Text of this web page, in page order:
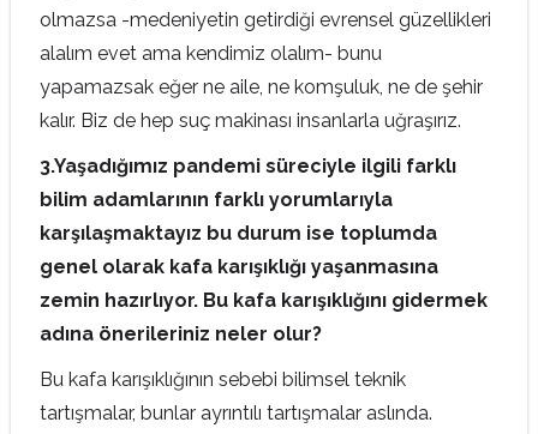
olmazsa -medeniyetin getirdiği evrensel güzellikleri
alalım evet ama kendimiz olalım- bunu
yapamazsak eğer ne aile, ne komşuluk, ne de şehir
kalır. Biz de hep suç makinası insanlarla uğraşırız.
3.Yaşadığımız pandemi süreciyle ilgili farklı
bilim adamlarının farklı yorumlarıyla
karşılaşmaktayız bu durum ise toplumda
genel olarak kafa karışıklığı yaşanmasına
zemin hazırlıyor. Bu kafa karışıklığını gidermek
adına önerileriniz neler olur?
Bu kafa karışıklığının sebebi bilimsel teknik
tartışmalar, bunlar ayrıntılı tartışmalar aslında.